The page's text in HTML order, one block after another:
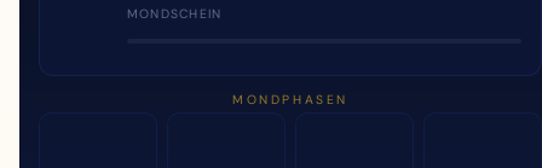
MONDSCHEIN
MONDPHASEN